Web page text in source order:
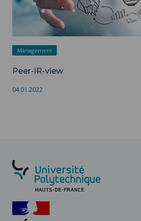
Management
Peer-IR-view
04.01.2022